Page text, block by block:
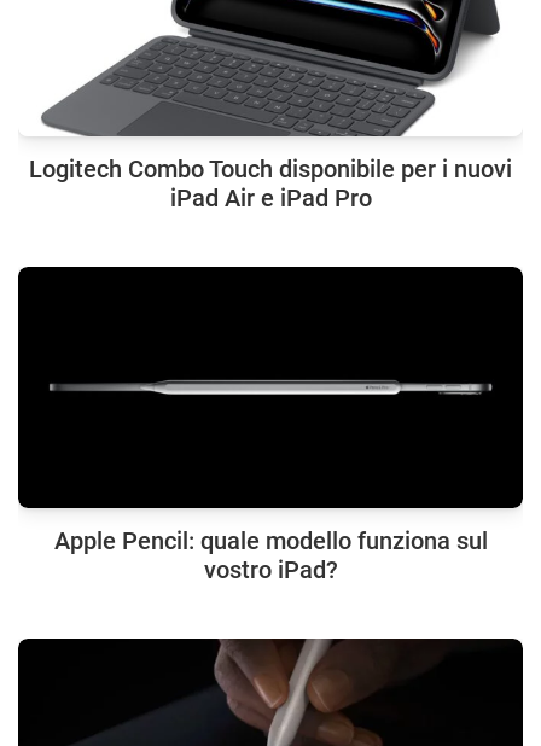
Logitech Combo Touch disponibile per i nuovi
iPad Air e iPad Pro
Apple Pencil: quale modello funziona sul
vostro iPad?